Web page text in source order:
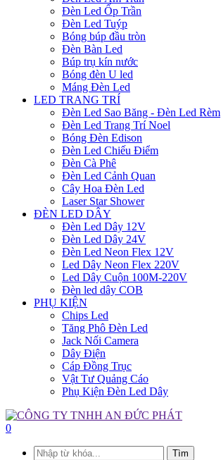
Đèn Led Ốp Trần
Đèn Led Tuýp
Bóng búp đầu tròn
Đèn Bàn Led
Búp trụ kín nước
Bóng đèn U led
Máng Đèn Led
LED TRANG TRÍ
Đèn Led Sao Băng - Đèn Led Rèm
Đèn Led Trang Trí Noel
Bóng Đèn Edison
Đèn Led Chiếu Điểm
Đèn Cà Phê
Đèn Led Cảnh Quan
Cây Hoa Đèn Led
Laser Star Shower
ĐÈN LED DÂY
Đèn Led Dây 12V
Đèn Led Dây 24V
Đèn Led Neon Flex 12V
Led Dây Neon Flex 220V
Led Dây Cuộn 100M-220V
Đèn led dây COB
PHỤ KIỆN
Chips Led
Tăng Phô Đèn Led
Jack Nối Camera
Dây Điện
Cáp Đồng Trục
Vật Tư Quảng Cáo
Phụ Kiện Đèn Led Dây
0
Tìm